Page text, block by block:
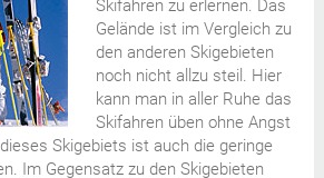
Skifahren zu erlernen. Das
Gelände ist im Vergleich zu
den anderen Skigebieten
noch nicht allzu steil. Hier
kann man in aller Ruhe das
Skifahren üben ohne Angst
Skigebiets ist auch die geringe
Im Gegensatz zu den Skigebieten